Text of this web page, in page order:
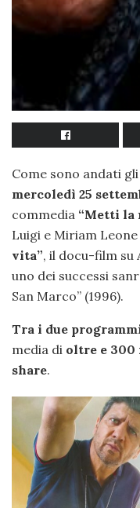
Come sono andati gli
mercoledì 25
commedia “Metti la
Luigi e Miriam Leone
vita”, il docu-film su
uno dei successi
San Marco” (1996).
Tra i due
media di oltre e 300
share.